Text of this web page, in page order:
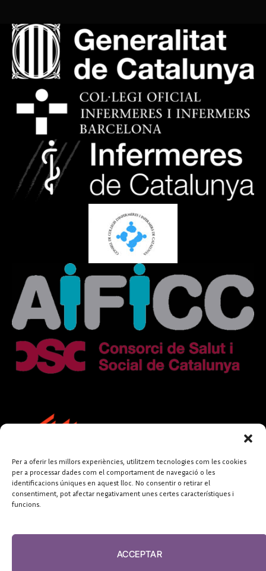
Per a oferir les millors experiències, utilitzem tecnologies com les cookies
per a processar dades com el comportament de navegació o les
identificacions úniques en aquest lloc. No consentir o retirar el
consentiment, pot afectar negativament unes certes característiques i
funcions.
ACCEPTAR
FUNDACIÓ